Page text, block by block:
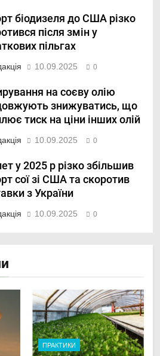
біодизеля до США різко
після змін у
пільгах
10.09.2025 0
на соєву олію
знижуватись, що
тиск на ціни інших олій
10.09.2025 0
у 2025 р різко збільшив
сої зі США та скоротив
з України
10.09.2025 0
ПРАКТИКИ